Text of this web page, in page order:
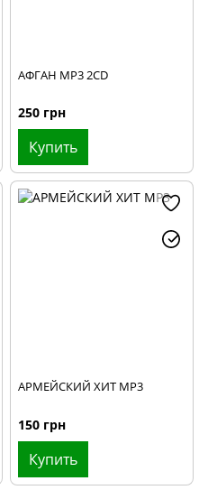
АФГАН МР3 2CD
250 грн
Купить
АРМЕЙСКИЙ ХИТ МР3
150 грн
Купить